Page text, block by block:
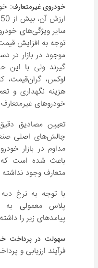
خودروی غیرمتعارف:
سایر ویژگی‌های
توجه به افزایش
موجود در بازار در
گیرند ولی با این
لوکس، گران‌قیمت،
هزینه نگهداری و
خودروهای غیرمتعارف
تعیین مصادیق
چالش‌های اصلی
مداوم در بازار
باعث شده است که
متعارف وجود نداشته
پلاس معمولی به
پیامدهای زیر را
سهولت در پرداخت
فرآیند ارزیابی و